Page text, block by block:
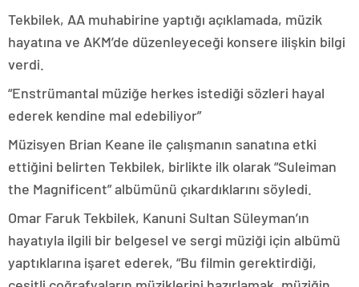
Tekbilek, AA muhabirine yaptığı açıklamada, müzik
hayatına ve AKM’de düzenleyeceği konsere ilişkin bilgi
verdi.
“Enstrümantal müziğe herkes istediği sözleri hayal
ederek kendine mal edebiliyor”
Müzisyen Brian Keane ile çalışmanın sanatına etki
ettiğini belirten Tekbilek, birlikte ilk olarak “Suleiman
the Magnificent” albümünü çıkardıklarını söyledi.
Omar Faruk Tekbilek, Kanuni Sultan Süleyman’ın
hayatıyla ilgili bir belgesel ve sergi müziği için albümü
yaptıklarına işaret ederek, “Bu filmin gerektirdiği,